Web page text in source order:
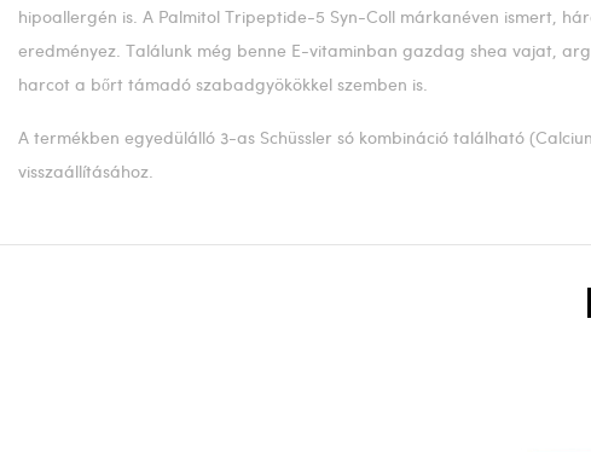
hipoallergén is. A Palmitol Tripeptide-5 Syn-Coll márkanéven ismert,
eredményez. Találunk még benne E-vitaminban gazdag shea vajat,
harcot a bőrt támadó szabadgyökökkel szemben is.
A termékben egyedülálló 3-as Schüssler só kombináció található
visszaállításához.